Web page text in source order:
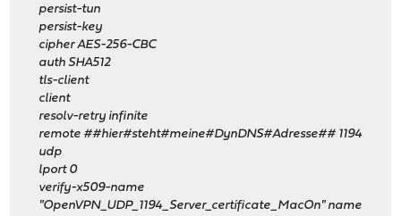
persist-tun
persist-key
cipher AES-256-CBC
auth SHA512
tls-client
client
resolv-retry infinite
remote ##hier#steht#meine#DynDNS#Adresse## 1194
udp
lport 0
verify-x509-name
"OpenVPN_UDP_1194_Server_certificate_MacOn" name